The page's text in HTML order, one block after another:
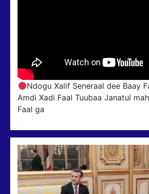
Ndogu Xalif Seneraal dee Baay
Amdi Xadi Faal Tuubaa Janatul
Faal ga